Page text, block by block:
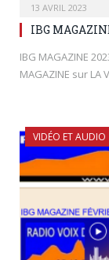
13 AVRIL 2023
IBG
IBG MAGAZINE
MAGAZINE sur LA
VIDÉO ET AUDIO